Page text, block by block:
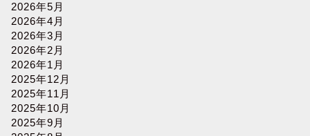
2026年5月
2026年4月
2026年3月
2026年2月
2026年1月
2025年12月
2025年11月
2025年10月
2025年9月